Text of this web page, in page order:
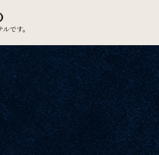
です。
Lounge